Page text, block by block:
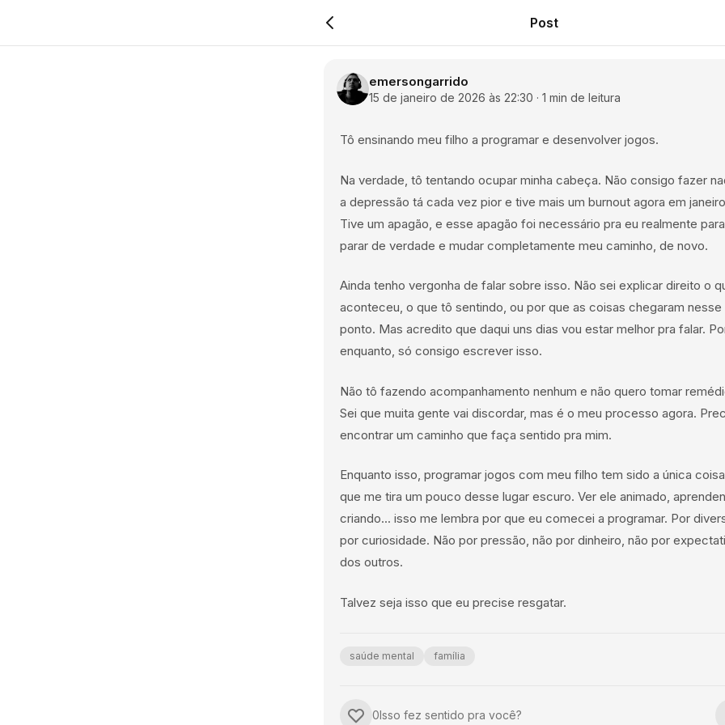
Post
emersongarrido
15 de janeiro de 2026 às 22:30 · 1 min de leitura
Tô ensinando meu filho a programar e desenvolver jogos.
Na verdade, tô tentando ocupar minha cabeça. Não consigo fazer
a depressão tá cada vez pior e tive mais um burnout agora em
Tive um apagão, e esse apagão foi necessário pra eu realmente
parar de verdade e mudar completamente meu caminho, de novo.
Ainda tenho vergonha de falar sobre isso. Não sei explicar direito o
aconteceu, o que tô sentindo, ou por que as coisas chegaram nesse
ponto. Mas acredito que daqui uns dias vou estar melhor pra falar.
enquanto, só consigo escrever isso.
Não tô fazendo acompanhamento nenhum e não quero tomar
Sei que muita gente vai discordar, mas é o meu processo agora.
encontrar um caminho que faça sentido pra mim.
Enquanto isso, programar jogos com meu filho tem sido a única coisa
que me tira um pouco desse lugar escuro. Ver ele animado,
criando... isso me lembra por que eu comecei a programar. Por
por curiosidade. Não por pressão, não por dinheiro, não por
dos outros.
Talvez seja isso que eu precise resgatar.
saúde mental família
1Isso fez sentido pra você?